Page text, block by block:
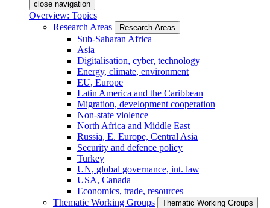
close navigation
Overview: Topics
Research Areas
Research Areas
Sub-Saharan Africa
Asia
Digitalisation, cyber, technology
Energy, climate, environment
EU, Europe
Latin America and the Caribbean
Migration, development cooperation
Non-state violence
North Africa and Middle East
Russia, E. Europe, Central Asia
Security and defence policy
Turkey
UN, global governance, int. law
USA, Canada
Economics, trade, resources
Thematic Working Groups
Thematic Working Groups